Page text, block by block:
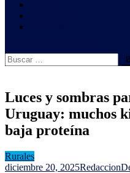
Buscar:
Luces y sombras
Uruguay: muchos
baja proteína
Rurales
diciembre 20, 2025Redaccion